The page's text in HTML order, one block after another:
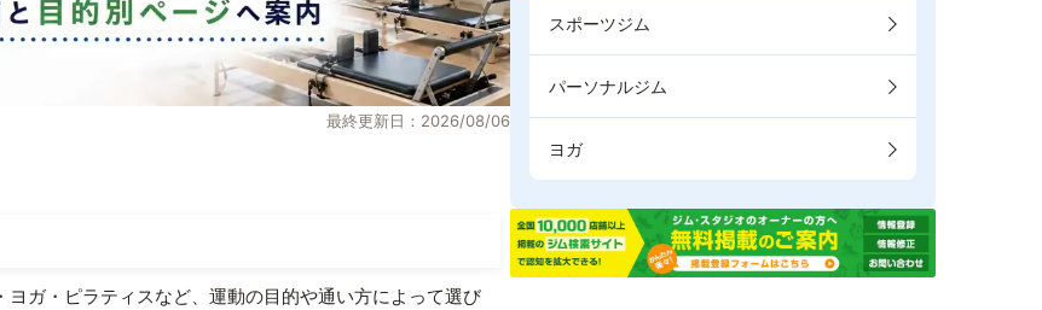
最終更新日：2026/08/06
ガ・ピラティスなど、運動の目的や通い方によって選び
スポーツジム
パーソナルジム
ヨガ